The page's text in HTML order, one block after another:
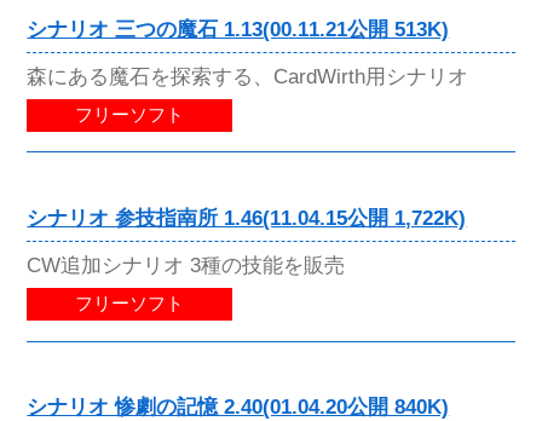
シナリオ 三つの魔石 1.13(00.11.21公開 513K)
森にある魔石を探索する、CardWirth用シナリオ
フリーソフト
シナリオ 参技指南所 1.46(11.04.15公開 1,722K)
CW追加シナリオ 3種の技能を販売
フリーソフト
シナリオ 惨劇の記憶 2.40(01.04.20公開 840K)